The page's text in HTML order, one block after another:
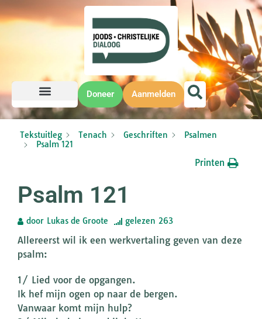
Doneer Aanmelden
Tekstuitleg Tenach Geschriften
Psalmen
Psalm 121
Printen
Psalm 121
door Lukas de Groote gelezen 263
Allereerst wil ik een werkvertaling geven van deze
psalm:
1/ Lied voor de opgangen.
Ik hef mijn ogen op naar de bergen.
Vanwaar komt mijn hulp?